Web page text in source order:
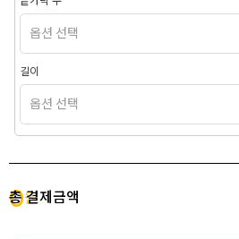
길이
총 결제금액
0원